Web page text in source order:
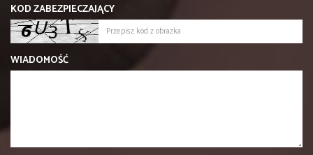
KOD ZABEZPIECZAJĄCY
WIADOMOŚĆ